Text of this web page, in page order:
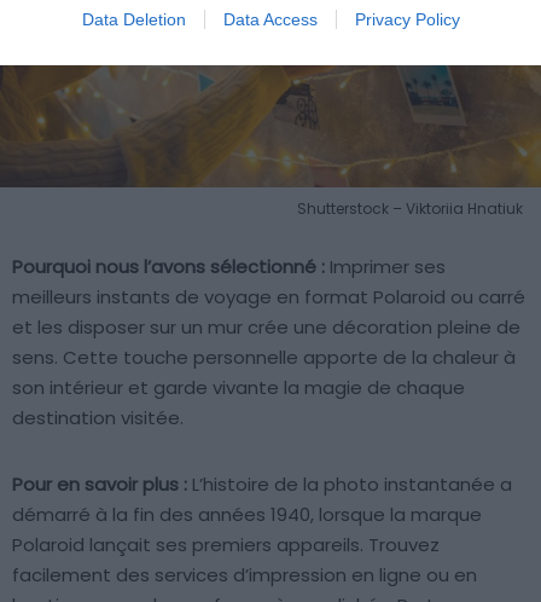
Data Deletion Data Access Privacy Policy
Shutterstock – Viktoriia Hnatiuk
Pourquoi nous l’avons sélectionné : Imprimer ses
meilleurs instants de voyage en format Polaroid ou carré
et les disposer sur un mur crée une décoration pleine de
sens. Cette touche personnelle apporte de la chaleur à
son intérieur et garde vivante la magie de chaque
destination visitée.
Pour en savoir plus : L’histoire de la photo instantanée a
démarré à la fin des années 1940, lorsque la marque
Polaroid lançait ses premiers appareils. Trouvez
facilement des services d’impression en ligne ou en